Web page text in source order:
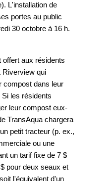
L'installation de
portes au public
30 octobre à 16 h.
offert aux résidents
Riverview qui
compost dans leur
les résidents
leur compost eux-
TransAqua chargera
petit tracteur (p. ex.,
ou une
un tarif fixe de 7 $
pour deux seaux et
l'équivalent d'un